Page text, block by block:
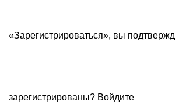
«Зарегистрироваться», вы
зарегистрированы? Войдите